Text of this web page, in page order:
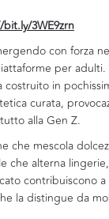
3WE9zrn
con forza
per
in
curata,
alla Gen Z.
che mescola
che alterna
contribuiscono a
la distingue da